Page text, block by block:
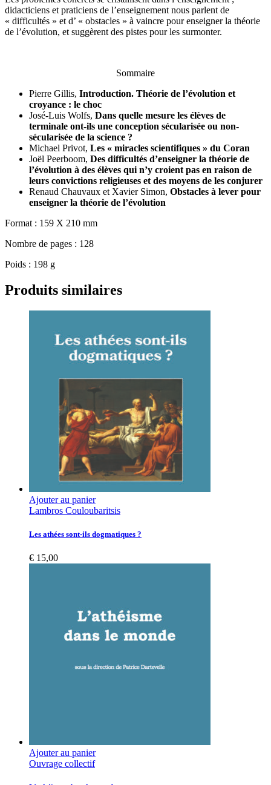
didacticiens et praticiens de l’enseignement nous parlent de
« difficultés » et d’ « obstacles » à vaincre pour enseigner la théorie
de l’évolution, et suggèrent des pistes pour les surmonter.
Sommaire
Pierre Gillis, Introduction. Théorie de l’évolution et
croyance : le choc
José-Luis Wolfs, Dans quelle mesure les élèves de
terminale ont-ils une conception sécularisée ou non-
sécularisée de la science ?
Michael Privot, Les « miracles scientifiques » du Coran
Joël Peerboom, Des difficultés d’enseigner la théorie de
l’évolution à des élèves qui n’y croient pas en raison de
leurs convictions religieuses et des moyens de les conjurer
Renaud Chauvaux et Xavier Simon, Obstacles à lever pour
enseigner la théorie de l’évolution
Format : 159 X 210 mm
Nombre de pages : 128
Poids : 198 g
Produits similaires
Ajouter au panier
Lambros Couloubaritsis
Les athées sont-ils dogmatiques ?
€ 15,00
Ajouter au panier
Ouvrage collectif